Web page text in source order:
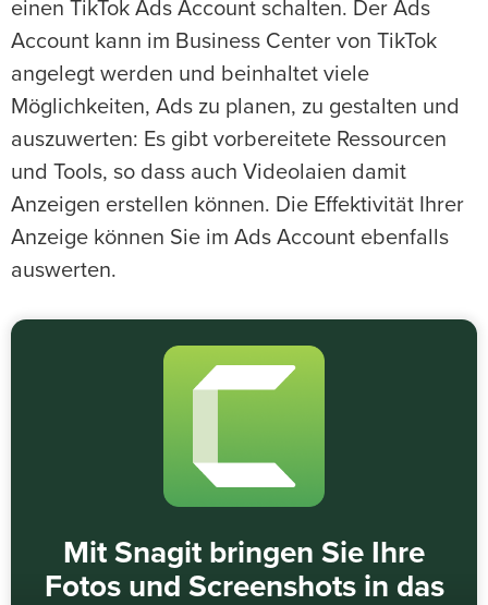
einen TikTok Ads Account schalten. Der Ads
Account kann im Business Center von TikTok
angelegt werden und beinhaltet viele
Möglichkeiten, Ads zu planen, zu gestalten und
auszuwerten: Es gibt vorbereitete Ressourcen
und Tools, so dass auch Videolaien damit
Anzeigen erstellen können. Die Effektivität Ihrer
Anzeige können Sie im Ads Account ebenfalls
auswerten.
Mit Snagit bringen Sie Ihre
Fotos und Screenshots in das